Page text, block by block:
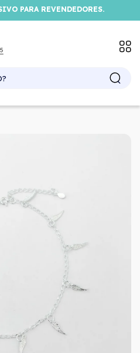
PARA REVENDEDORES.